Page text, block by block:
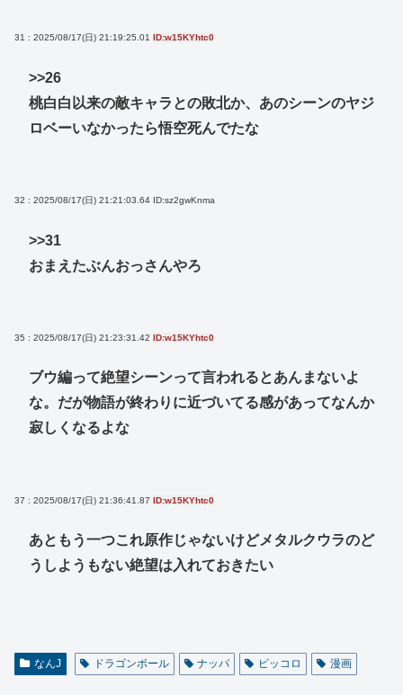
31 : 2025/08/17(日) 21:19:25.01 ID:w15KYhtc0
>>26
桃白白以来の敵キャラとの敗北か、あのシーンのヤジ
ロベーいなかったら悟空死んでたな
32 : 2025/08/17(日) 21:21:03.64 ID:sz2gwKnma
>>31
おまえたぶんおっさんやろ
35 : 2025/08/17(日) 21:23:31.42 ID:w15KYhtc0
ブウ編って絶望シーンって言われるとあんまないよ
な。だが物語が終わりに近づいてる感があってなんか
寂しくなるよな
37 : 2025/08/17(日) 21:36:41.87 ID:w15KYhtc0
あともう一つこれ原作じゃないけどメタルクウラのど
うしようもない絶望は入れておきたい
なんJ ドラゴンボール ナッパ ピッコロ 漫画